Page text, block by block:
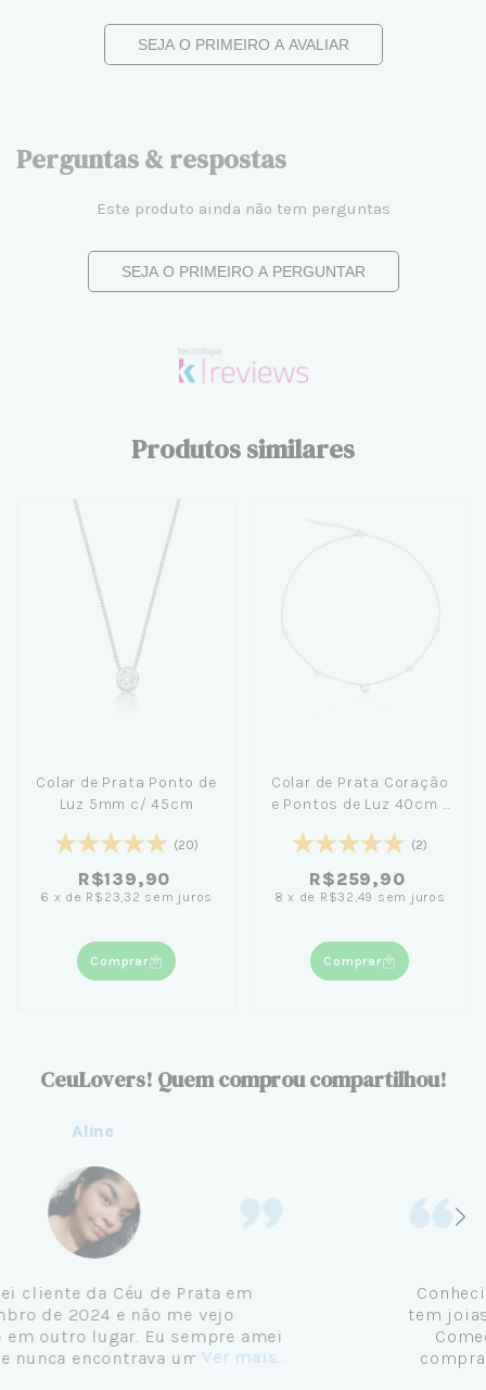
SEJA O PRIMEIRO A AVALIAR
Perguntas & respostas
Este produto ainda não tem perguntas
SEJA O PRIMEIRO A PERGUNTAR
Produtos similares
Colar de Prata Ponto de
Luz 5mm c/ 45cm
(20)
R$139,90
6 x de R$23,32 sem juros
Comprar
Colar de Prata Coração
e Pontos de Luz 40cm -
(2)
R$259,90
8 x de R$32,49 sem juros
Comprar
CeuLovers! Quem comprou compartilhou!
Me tornei cliente da Céu de Prata em
Setembro de 2024 e não me vejo
comprando em outro lugar. Eu sempre amei
pratas e nunca encontrava uma lojaVer mais...